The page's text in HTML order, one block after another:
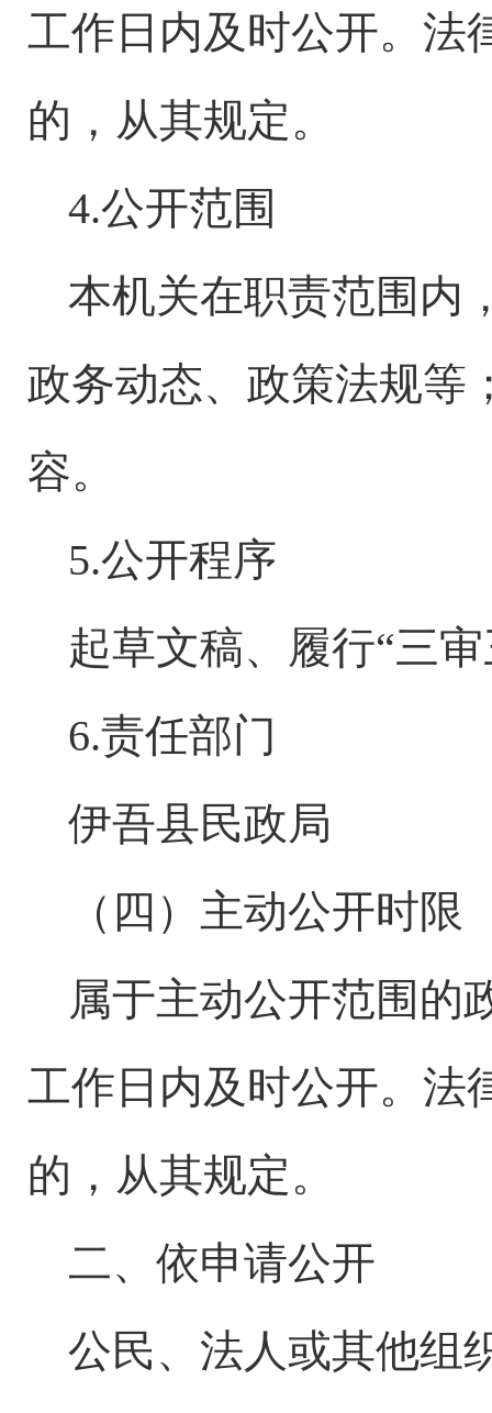
工作日内及时公开。法
的，从其规定。
4.公开范围
本机关在职责范围内
政务动态、政策法规等
容。
5.公开程序
起草文稿、履行“三
6.责任部门
伊吾县民政局
（四）主动公开时限
属于主动公开范围的
工作日内及时公开。法
的，从其规定。
二、依申请公开
公民、法人或其他组